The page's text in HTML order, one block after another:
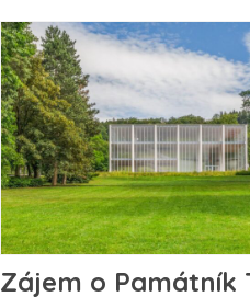
Zájem o Památník